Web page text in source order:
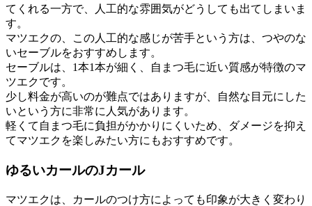
てくれる一方で、人工的な雰囲気がどうしても出てしまいま
す。
マツエクの、この人工的な感じが苦手という方は、つやのな
いセーブルをおすすめします。
セーブルは、1本1本が細く、自まつ毛に近い質感が特徴のマ
ツエクです。
少し料金が高いのが難点ではありますが、自然な目元にした
いという方に非常に人気があります。
軽くて自まつ毛に負担がかかりにくいため、ダメージを抑え
てマツエクを楽しみたい方にもおすすめです。
ゆるいカールのJカール
マツエクは、カールのつけ方によっても印象が大きく変わり